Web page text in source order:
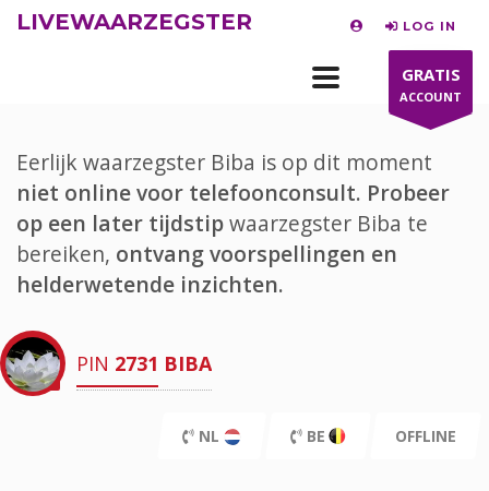
LIVEWAARZEGSTER LOG IN
GRATIS
ACCOUNT
Eerlijk waarzegster Biba is op dit moment
niet online voor telefoonconsult. Probeer
op een later tijdstipwaarzegster Biba te
bereiken, ontvang voorspellingen en
helderwetende inzichten.
PIN 2731 BIBA
NL BE OFFLINE